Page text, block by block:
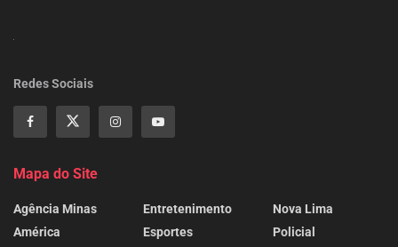
Redes Sociais
Mapa do Site
Agência Minas
América
Entretenimento
Esportes
Nova Lima
Policial